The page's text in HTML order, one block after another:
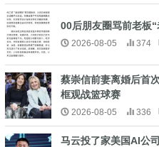
00后朋友圈骂前老板
2026-08-05 374
蔡崇信前妻离婚后首
框观战篮球赛
2026-08-05 336
马云投了家美国AI公